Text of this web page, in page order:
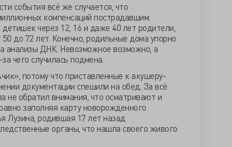
события всё же случается, что
компенсаций пострадавшим.
через 12, 16 и даже 40 лет родители,
до 72 лет. Конечно, родильные дома упорно
анализы ДНК. Невозможное возможно, а
чего случилась подмена.
потому что приставленные к акушеру-
документации спешили на обед. За всё
не обратил внимания, что осматривают и
заполняя карту новорожденного
Лузина, родившая 17 лет назад
органы, что нашла своего живого